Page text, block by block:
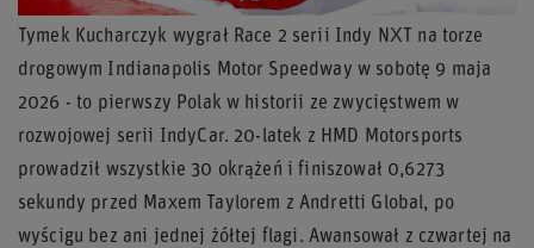
Tymek Kucharczyk wygrał Race 2 serii Indy NXT na torze
drogowym Indianapolis Motor Speedway w sobotę 9 maja
2026 - to pierwszy Polak w historii ze zwycięstwem w
rozwojowej serii IndyCar. 20-latek z HMD Motorsports
prowadził wszystkie 30 okrążeń i finiszował 0,6273
sekundy przed Maxem Taylorem z Andretti Global, po
wyścigu bez ani jednej żółtej flagi. Awansował z czwartej na